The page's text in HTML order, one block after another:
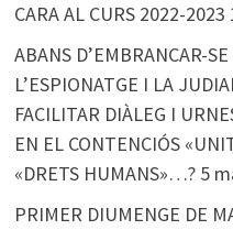
CARA AL CURS 2022-2023
ABANS D’EMBRANCAR-
L’ESPIONATGE I LA
FACILITAR DIÀLEG I
EN EL CONTENCIÓS
«DRETS HUMANS»…? 5
PRIMER DIUMENGE DE